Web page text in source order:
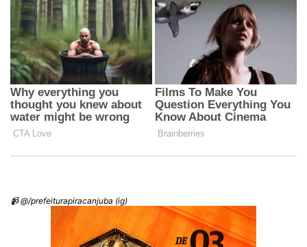
📹 @/prefeiturapiracanjuba (ig)